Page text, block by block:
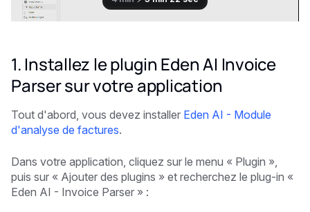
1. Installez le plugin Eden AI Invoice
Parser sur votre application
Tout d'abord, vous devez installer Eden AI - Module
d'analyse de factures.
Dans votre application, cliquez sur le menu « Plugin »,
puis sur « Ajouter des plugins » et recherchez le plug-in «
Eden AI - Invoice Parser » :